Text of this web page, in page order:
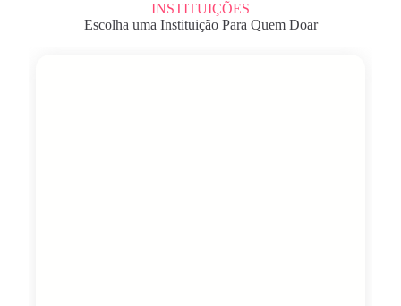
INSTITUIÇÕES
Escolha uma Instituição Para Quem Doar